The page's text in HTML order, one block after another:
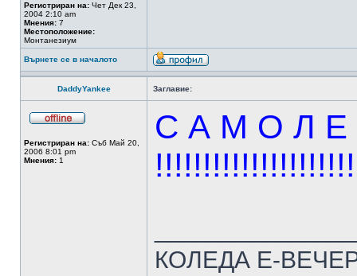
Регистриран на: Чет Дек 23,
2004 2:10 am
Мнения: 7
Местоположение:
Moнтанезиум
Върнете се в началото
DaddyYankee Заглавие:
Регистриран на: Съб Май 20,
2006 8:01 pm
Мнения: 1
С А М О Л
!!!!!!!!!!!!!!!!!!!!!
КОЛЕДА Е-